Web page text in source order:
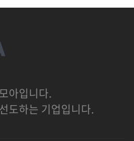
아입니다.
도하는 기업입니다.